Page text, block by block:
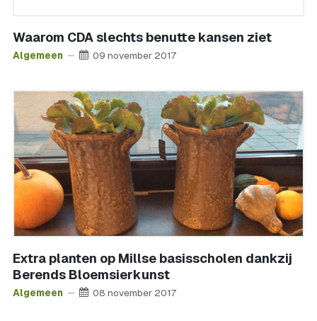
Waarom CDA slechts benutte kansen ziet
Algemeen 09 november 2017
Extra planten op Millse basisscholen dankzij
Berends Bloemsierkunst
Algemeen 08 november 2017